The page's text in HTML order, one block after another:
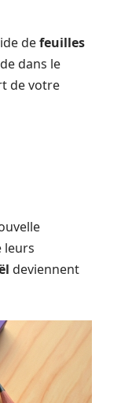
defeuilles
dans le
de votre
leurs
deviennent